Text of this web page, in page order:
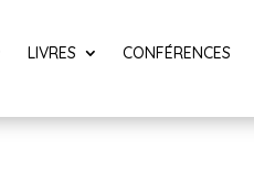
LIVRES CONFÉRENCES